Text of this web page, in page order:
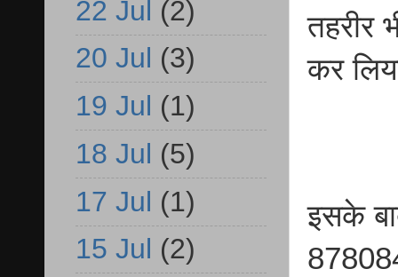
तहरीर
कर
इसके
22 Jul (2)
20 Jul (3)
19 Jul (1)
18 Jul (5)
17 Jul (1)
15 Jul (2)